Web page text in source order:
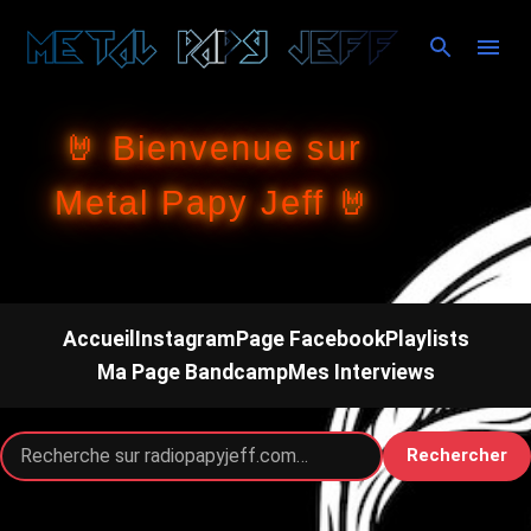
Accéder au contenu principal
🤘 Bienvenue sur
Metal Papy Jeff 🤘
Accueil InstagramPage FacebookPlaylists
Ma Page BandcampMes Interviews
Rechercher